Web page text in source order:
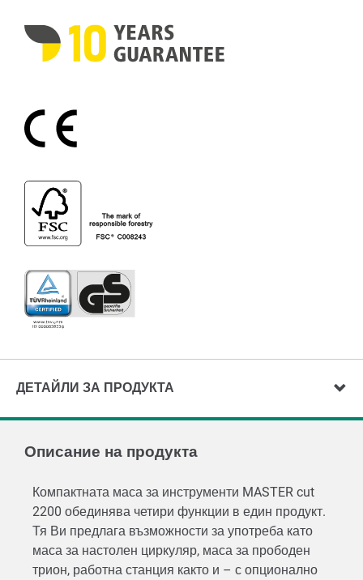
ДЕТАЙЛИ ЗА ПРОДУКТА
Описание на продукта
Компактната маса за инструменти MASTER cut
2200 обединява четири функции в един продукт.
Тя Ви предлага възможности за употреба като
маса за настолен циркуляр, маса за прободен
трион, работна станция както и – с опционално